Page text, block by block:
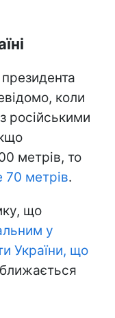
коли
російськими
метрів, то
70 метрів.
що
у
України, що